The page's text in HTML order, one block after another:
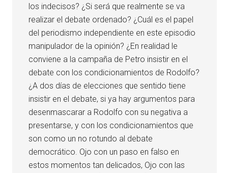
los indecisos? ¿Si será que realmente se va
realizar el debate ordenado? ¿Cuál es el papel
del periodismo independiente en este episodio
manipulador de la opinión? ¿En realidad le
conviene a la campaña de Petro insistir en el
debate con los condicionamientos de Rodolfo?
¿A dos días de elecciones que sentido tiene
insistir en el debate, si ya hay argumentos para
desenmascarar a Rodolfo con su negativa a
presentarse, y con los condicionamientos que
son como un no rotundo al debate
democrático. Ojo con un paso en falso en
estos momentos tan delicados, Ojo con las